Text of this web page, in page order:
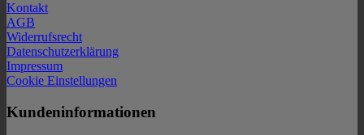
Kontakt
AGB
Widerrufsrecht
Datenschutzerklärung
Impressum
Cookie Einstellungen
Kundeninformationen